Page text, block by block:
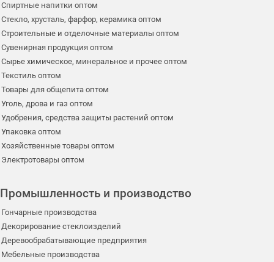
Спиртные напитки оптом
Стекло, хрусталь, фарфор, керамика оптом
Строительные и отделочные материалы оптом
Сувенирная продукция оптом
Сырье химическое, минеральное и прочее оптом
Текстиль оптом
Товары для общепита оптом
Уголь, дрова и газ оптом
Удобрения, средства защиты растений оптом
Упаковка оптом
Хозяйственные товары оптом
Электротовары оптом
Промышленность и производство
Гончарные производства
Декорирование стеклоизделий
Деревообрабатывающие предприятия
Мебельные производства